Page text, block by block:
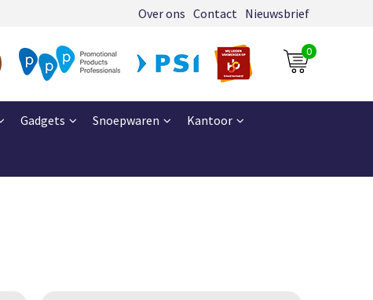
Over ons Contact Nieuwsbrief
0
Gadgets Snoepwaren Kantoor